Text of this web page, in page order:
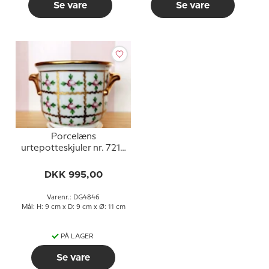
Se vare Se vare
Porcelæns
urtepotteskjuler nr. 7215
DKK 995,00
Varenr.: DG4846
Mål: H: 9 cm x D: 9 cm x Ø: 11 cm
PÅ LAGER
Se vare